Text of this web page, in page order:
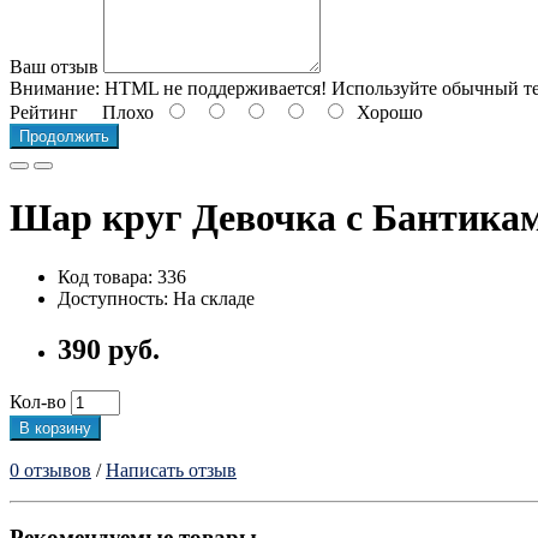
Ваш отзыв
Внимание: HTML не поддерживается! Используйте обычный
Рейтинг Плохо Хорошо
Продолжить
Шар круг Девочка с
Код товара: 336
Доступность: На складе
390 руб.
Кол-во
В корзину
0 отзывов /Написать отзыв